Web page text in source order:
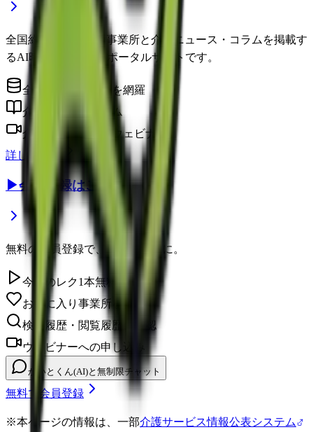
全国約22万件の介護事業所と介護ニュース・コラムを掲載す
るAI時代の介護情報ポータルサイトです。
全国の介護事業所を網羅
介護に役立つコラム
介護のプロによるウェビナー
詳しく見る
▶会員登録はこちら
無料の会員登録で、さらに便利に。
今日のレク1本無料視聴
お気に入り事業所を保存
検索履歴・閲覧履歴の確認
ウェビナーへの申し込み
かいとくん(AI)と無制限チャット
無料で会員登録
※本ページの情報は、一部介護サービス情報公表システム